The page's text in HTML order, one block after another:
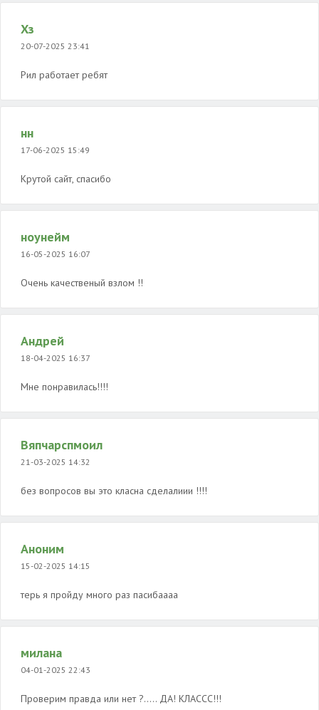
Хз
20-07-2025 23:41
Рил работает ребят
нн
17-06-2025 15:49
Крутой сайт, спасибо
ноунейм
16-05-2025 16:07
Очень качественый взлом !!
Андрей
18-04-2025 16:37
Мне понравилась!!!!
Вяпчарспмоил
21-03-2025 14:32
без вопросов вы это класна сделалиии !!!!
Аноним
15-02-2025 14:15
терь я пройду много раз пасибаааа
милана
04-01-2025 22:43
Проверим правда или нет ?..... ДА! КЛАССС!!!